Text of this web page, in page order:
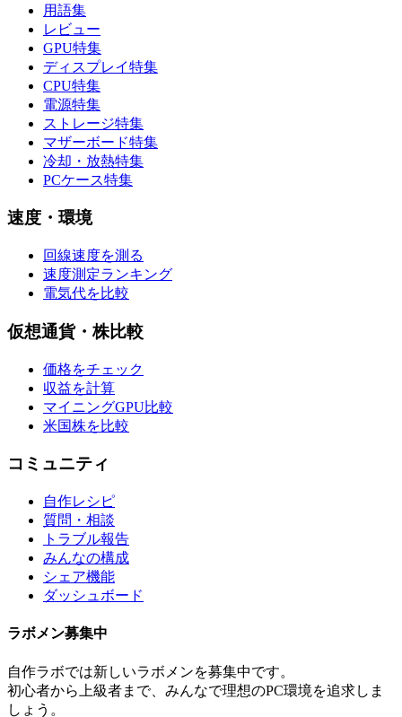
用語集
レビュー
GPU特集
ディスプレイ特集
CPU特集
電源特集
ストレージ特集
マザーボード特集
冷却・放熱特集
PCケース特集
速度・環境
回線速度を測る
速度測定ランキング
電気代を比較
仮想通貨・株比較
価格をチェック
収益を計算
マイニングGPU比較
米国株を比較
コミュニティ
自作レシピ
質問・相談
トラブル報告
みんなの構成
シェア機能
ダッシュボード
ラボメン募集中
自作ラボでは新しいラボメンを募集中です。
初心者から上級者まで、みんなで理想のPC環境を追求しま
しょう。